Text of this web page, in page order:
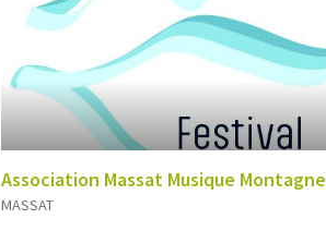
Association Massat Musique Montagne
MASSAT